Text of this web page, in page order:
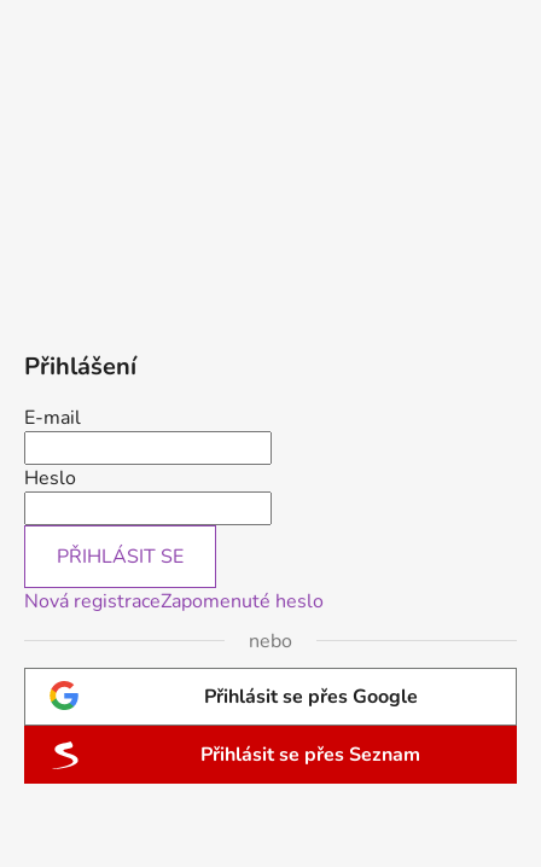
Přihlášení
E-mail
Heslo
PŘIHLÁSIT SE
Nová registraceZapomenuté heslo
nebo
Přihlásit se přes Google
Přihlásit se přes Seznam